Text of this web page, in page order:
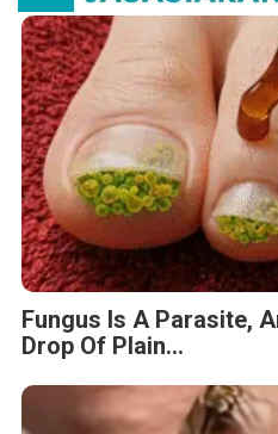
Fungus Is A Parasite,
Drop Of Plain...